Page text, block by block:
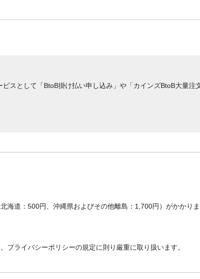
スとして「BtoB掛け払い申し込み」や「カインズBtoB大量注
道：500円、沖縄県およびその他離島：1,700円）がかかり
ライバシーポリシーの規定に則り厳重に取り扱います。